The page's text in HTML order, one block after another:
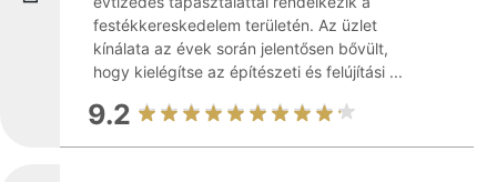
festékkereskedelem területén. Az üzlet
kínálata az évek során jelentősen bővült,
hogy kielégítse az építészeti és felújítási ...
9.2